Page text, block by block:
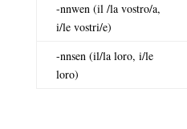
-nnwen (il /la vostro/a,
i/le vostri/e)
-nnsen (il/la loro, i/le
loro)